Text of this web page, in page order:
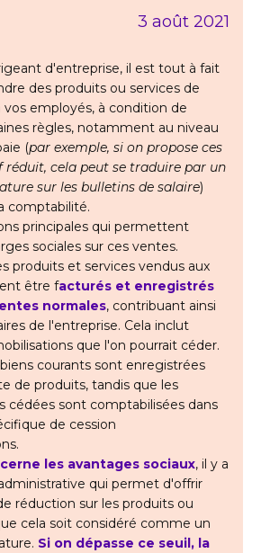
3 août 2021
d'entreprise, il est tout à fait
des produits ou services de
employés, à condition de
règles, notamment au niveau
(par exemple, si on propose ces
réduit, cela peut se traduire par un
sur les bulletins de salaire)
comptabilité.
principales qui permettent
sociales sur ces ventes.
produits et services vendus aux
être facturés et enregistrés
normales, contribuant ainsi
de l'entreprise. Cela inclut
que l'on pourrait céder.
courants sont enregistrées
de produits, tandis que les
cédées sont comptabilisées dans
de cession
les avantages sociaux, il y a
qui permet d'offrir
réduction sur les produits ou
cela soit considéré comme un
Si on dépasse ce seuil, la